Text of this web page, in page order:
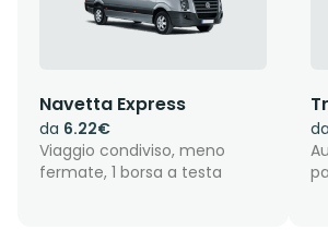
Navetta Express
da 6.22€
Viaggio condiviso, meno
fermate, 1 borsa a testa
da